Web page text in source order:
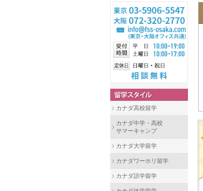
カナダ高校留学
カナダ中学・高校
サマーキャンプ
カナダ大学留学
カナダワーホリ留学
カナダ語学留学